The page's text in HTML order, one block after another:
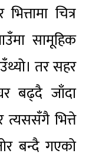
चित्र
सामूहिक
तर सहर
बढ्दै जाँदा
त्यससँगै भित्ते
बन्दै गएको